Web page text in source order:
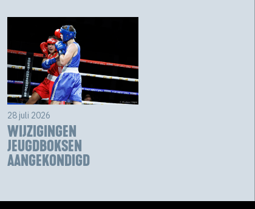
28 juli 2026
WIJZIGINGEN
JEUGDBOKSEN
AANGEKONDIGD